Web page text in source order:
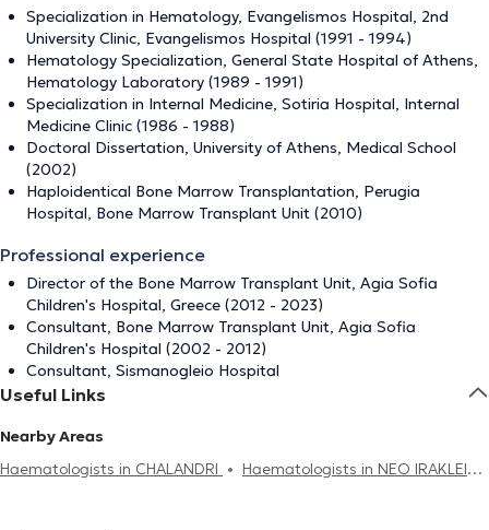
Specialization in Hematology, Evangelismos Hospital, 2nd
University Clinic, Evangelismos Hospital (1991 - 1994)
Hematology Specialization, General State Hospital of Athens,
Hematology Laboratory (1989 - 1991)
Specialization in Internal Medicine, Sotiria Hospital, Internal
Medicine Clinic (1986 - 1988)
Doctoral Dissertation, University of Athens, Medical School
(2002)
Haploidentical Bone Marrow Transplantation, Perugia
Hospital, Bone Marrow Transplant Unit (2010)
Professional experience
Director of the Bone Marrow Transplant Unit, Agia Sofia
Children's Hospital, Greece (2012 - 2023)
Consultant, Bone Marrow Transplant Unit, Agia Sofia
Children's Hospital (2002 - 2012)
Consultant, Sismanogleio Hospital
Useful Links
Nearby Areas
Haematologists in CHALANDRI
Haematologists in NEO IRAKLEIO